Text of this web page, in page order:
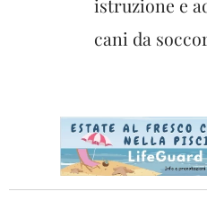
istruzione e
cani da